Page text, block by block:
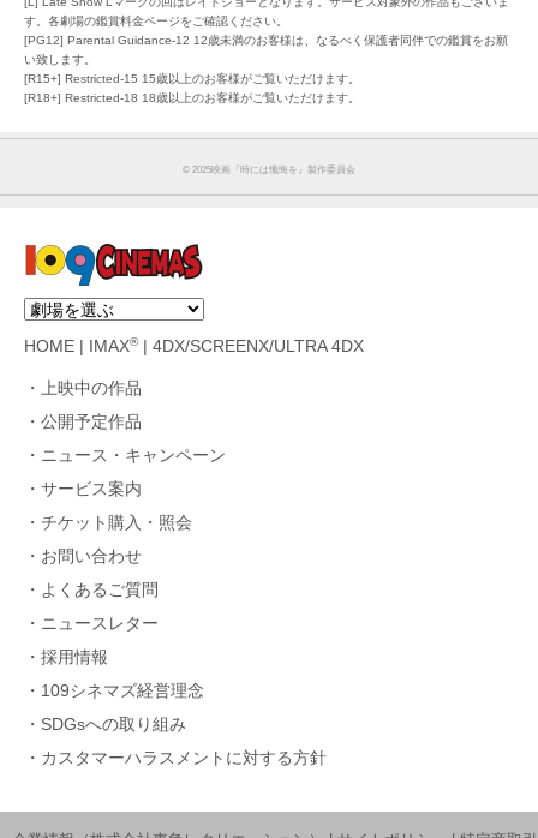
す。各劇場の鑑賞料金ページをご確認ください。
[PG12] Parental Guidance-12 12歳未満のお客様は、なるべく保護者同伴での鑑賞をお願
い致します。
[R15+] Restricted-15 15歳以上のお客様がご覧いただけます。
[R18+] Restricted-18 18歳以上のお客様がご覧いただけます。
©︎ 2025映画『時には懺悔を』製作委員会
HOME IMAX®| 4DX/SCREENX/ULTRA 4DX
上映中の作品
公開予定作品
ニュース・キャンペーン
サービス案内
チケット購入・照会
お問い合わせ
よくあるご質問
ニュースレター
採用情報
109シネマズ経営理念
SDGsへの取り組み
カスタマーハラスメントに対する方針